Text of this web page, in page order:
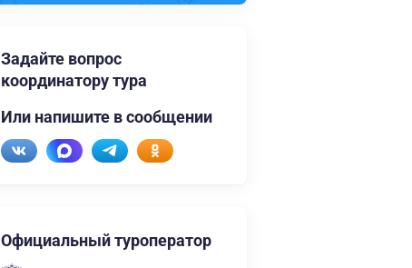
Задайте вопрос
координатору тура
Или напишите в сообщении
Официальный туроператор